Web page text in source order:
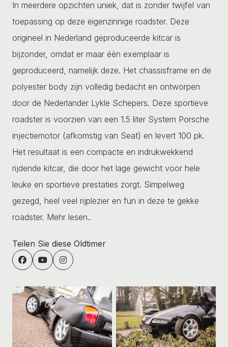
In meerdere opzichten uniek, dat is zonder twijfel van
toepassing op deze eigenzinnige roadster. Deze
origineel in Nederland geproduceerde kitcar is
bijzonder, omdat er maar één exemplaar is
geproduceerd, namelijk deze. Het chassisframe en de
polyester body zijn volledig bedacht en ontworpen
door de Nederlander Lykle Schepers. Deze sportieve
roadster is voorzien van een 1.5 liter System Porsche
injectiemotor (afkomstig van Seat) en levert 100 pk.
Het resultaat is een compacte en indrukwekkend
rijdende kitcar, die door het lage gewicht voor hele
leuke en sportieve prestaties zorgt. Simpelweg
gezegd, heel veel rijplezier en fun in deze te gekke
roadster. Mehr lesen..
Teilen Sie diese Oldtimer